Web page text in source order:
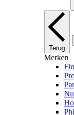
Terug
Merken